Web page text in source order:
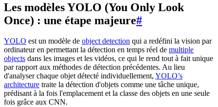
Les modèles YOLO (You Only Look
Once) : une étape majeure#
YOLO est un modèle de object detection qui a redéfini la vision par
ordinateur en permettant la détection en temps réel de multiple
objects dans les images et les vidéos, ce qui le rend tout à fait unique
par rapport aux méthodes de détection précédentes. Au lieu
d'analyser chaque objet détecté individuellement, YOLO’s
architecture traite la détection d'objets comme une tâche unique,
prédisant à la fois l'emplacement et la classe des objets en une seule
fois grâce aux CNN.